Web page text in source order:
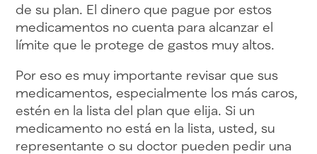
de su plan. El dinero que pague por estos
medicamentos no cuenta para alcanzar el
límite que le protege de gastos muy altos.
Por eso es muy importante revisar que sus
medicamentos, especialmente los más caros,
estén en la lista del plan que elija. Si un
medicamento no está en la lista, usted, su
representante o su doctor pueden pedir una